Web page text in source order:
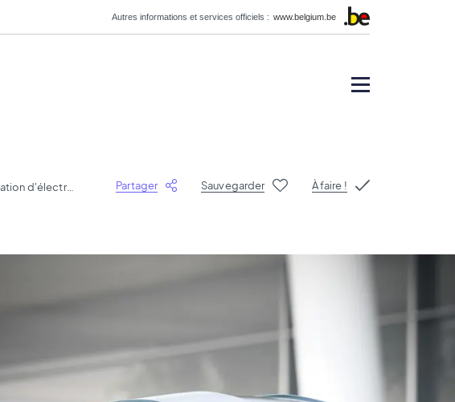
Autres informations et services officiels : www.belgium.be
Réduire le poids embarqué, la résistance à l'air et la consommation d'électricité Partager Sauvegarder À faire !